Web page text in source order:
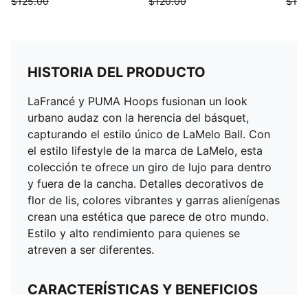
HISTORIA DEL PRODUCTO
LaFrancé y PUMA Hoops fusionan un look
urbano audaz con la herencia del básquet,
capturando el estilo único de LaMelo Ball. Con
el estilo lifestyle de la marca de LaMelo, esta
colección te ofrece un giro de lujo para dentro
y fuera de la cancha. Detalles decorativos de
flor de lis, colores vibrantes y garras alienígenas
crean una estética que parece de otro mundo.
Estilo y alto rendimiento para quienes se
atreven a ser diferentes.
CARACTERÍSTICAS Y BENEFICIOS